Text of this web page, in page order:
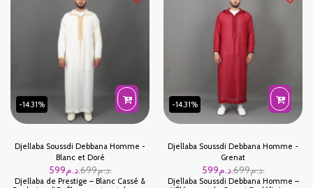
-14.31%
Djellaba Soussdi Debbana Homme -
Blanc et Doré
699 د.م. 599 د.م.
Djellaba de Prestige – Blanc Cassé &
-14.31%
Djellaba Soussdi Debbana Homme -
Grenat
699 د.م. 599 د.م.
Djellaba Soussdi Debbana Homme –